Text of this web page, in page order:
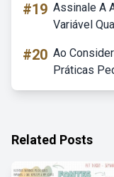
#19 Assinale A
Variável
#20 Ao
Práticas
Related Posts